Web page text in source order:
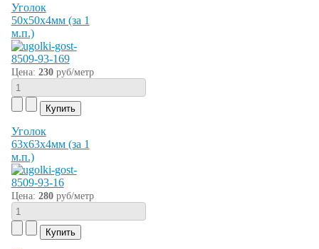
Уголок
50х50х4мм (за 1
м.п.)
Цена: 230руб/метр
Уголок
63х63х4мм (за 1
м.п.)
Цена: 280руб/метр